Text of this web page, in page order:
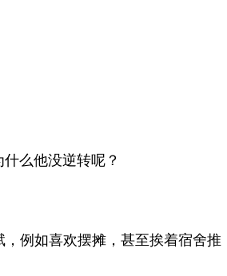
么他没逆转呢？
例如喜欢摆摊，甚至挨着宿舍推